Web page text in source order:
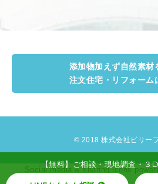
添加物加えず自然素材
注文住宅・リフォーム
© 2018 株式会社ビリー
Social media & sharing icons
【無料】ご相談・現地調査・３